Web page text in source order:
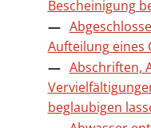
Bescheinigung
Aufteilung eines
Abschriften,
beglaubigen